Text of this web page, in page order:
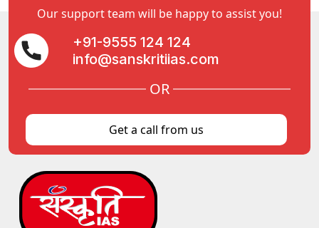
Our support team will be happy to assist you!
+91-9555 124 124
info@sanskritiias.com
OR
Get a call from us